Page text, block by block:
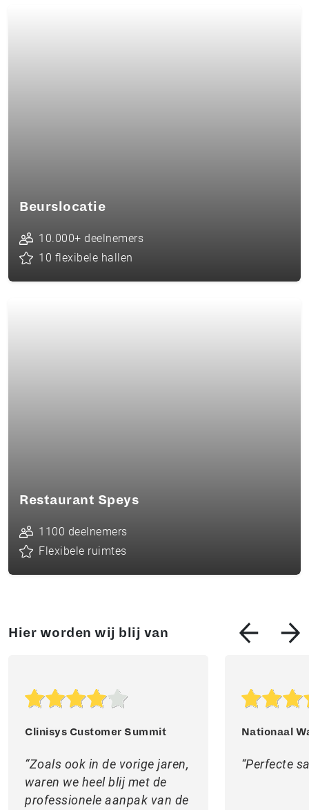
Beurslocatie
10.000+ deelnemers
10 flexibele hallen
Restaurant Speys
1100 deelnemers
Flexibele ruimtes
Hier worden wij blij van
Clinisys Customer Summit
Zoals ook in de vorige jaren,
waren we heel blij met de
professionele aanpak van de
Nationaal
Perfecte